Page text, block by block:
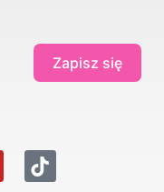
Zapisz się